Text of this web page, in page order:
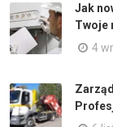
Jak
Twoje
4